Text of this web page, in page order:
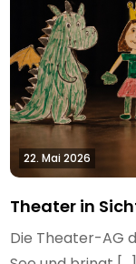
22. Mai 2026
Theater in
Die Theater-AG